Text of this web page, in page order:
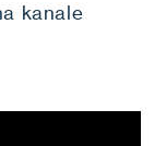
kanale